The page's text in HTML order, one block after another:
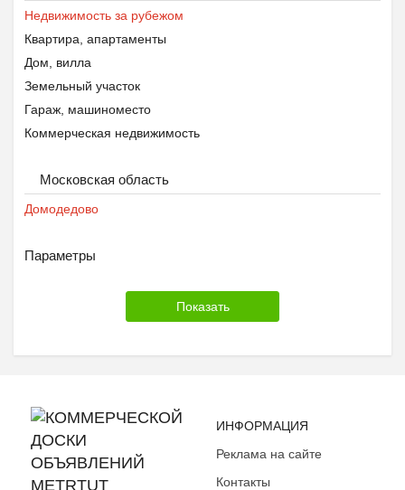
Недвижимость за рубежом
Квартира, апартаменты
Дом, вилла
Земельный участок
Гараж, машиноместо
Коммерческая недвижимость
Московская область
Домодедово
Параметры
ИНФОРМАЦИЯ
Реклама на сайте
Контакты